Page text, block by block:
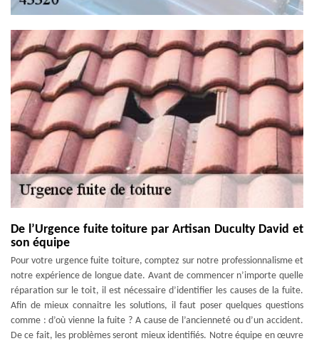
De l’Urgence fuite toiture par Artisan Duculty David et
son équipe
Pour votre urgence fuite toiture, comptez sur notre professionnalisme et
notre expérience de longue date. Avant de commencer n’importe quelle
réparation sur le toit, il est nécessaire d’identifier les causes de la fuite.
Afin de mieux connaitre les solutions, il faut poser quelques questions
comme : d’où vienne la fuite ? A cause de l’ancienneté ou d’un accident.
De ce fait, les problèmes seront mieux identifiés. Notre équipe en œuvre